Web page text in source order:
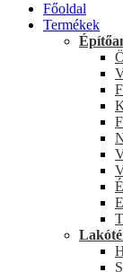
Főoldal
Termékek